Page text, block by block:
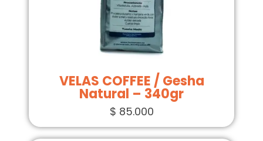
VELAS COFFEE / Gesha
Natural – 340gr
$ 85.000